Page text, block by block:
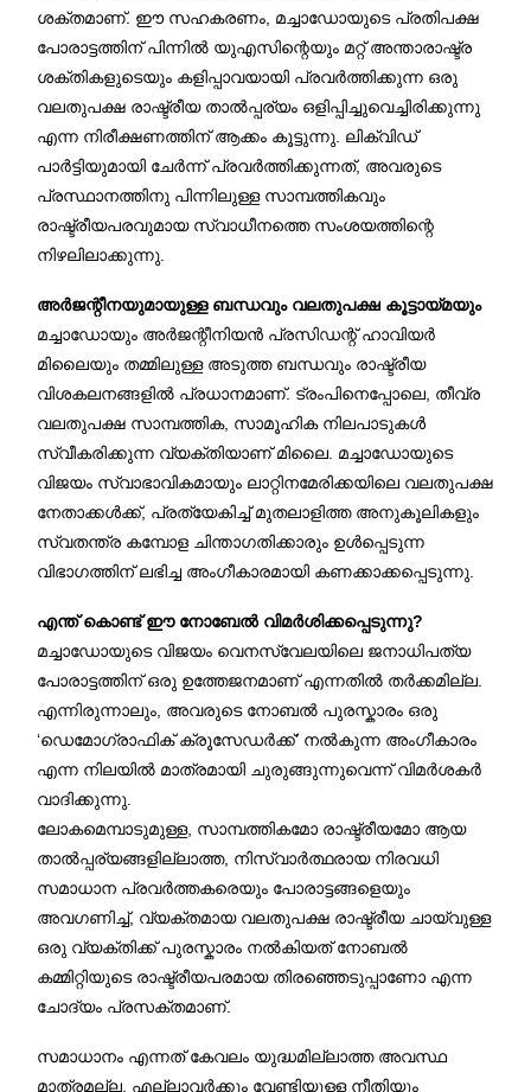
ശക്തമാണ്. ഈ സഹകരണം, മച്ചാഡോയുടെ പ്രതിപക്ഷ
പോരാട്ടത്തിന് പിന്നിൽ യുഎസിന്റെയും മറ്റ് അന്താരാഷ്ട്ര
ശക്തികളുടെയും കളിപ്പാവയായി പ്രവർത്തിക്കുന്ന ഒരു
വലതുപക്ഷ രാഷ്ട്രീയ താൽപ്പര്യം ഒളിപ്പിച്ചുവെച്ചിരിക്കുന്നു
എന്ന നിരീക്ഷണത്തിന് ആക്കം കൂട്ടുന്നു. ലിക്വിഡ്
പാർട്ടിയുമായി ചേർന്ന് പ്രവർത്തിക്കുന്നത്, അവരുടെ
പ്രസ്ഥാനത്തിനു പിന്നിലുള്ള സാമ്പത്തികവും
രാഷ്ട്രീയപരവുമായ സ്വാധീനത്തെ സംശയത്തിന്റെ
നിഴലിലാക്കുന്നു.
അർജന്റീനയുമായുള്ള ബന്ധവും വലതുപക്ഷ കൂട്ടായ്മയും
മച്ചാഡോയും അർജന്റീനിയൻ പ്രസിഡന്റ് ഹാവിയർ
മിലൈയും തമ്മിലുള്ള അടുത്ത ബന്ധവും രാഷ്ട്രീയ
വിശകലനങ്ങളിൽ പ്രധാനമാണ്. ട്രംപിനെപ്പോലെ, തീവ്ര
വലതുപക്ഷ സാമ്പത്തിക, സാമൂഹിക നിലപാടുകൾ
സ്വീകരിക്കുന്ന വ്യക്തിയാണ് മിലൈ. മച്ചാഡോയുടെ
വിജയം സ്വാഭാവികമായും ലാറ്റിനമേരിക്കയിലെ വലതുപക്ഷ
നേതാക്കൾക്ക്, പ്രത്യേകിച്ച് മുതലാളിത്ത അനുകൂലികളും
സ്വതന്ത്ര കമ്പോള ചിന്താഗതിക്കാരും ഉൾപ്പെടുന്ന
വിഭാഗത്തിന് ലഭിച്ച അംഗീകാരമായി കണക്കാക്കപ്പെടുന്നു.
എന്ത് കൊണ്ട് ഈ നോബേൽ വിമർശിക്കപ്പെടുന്നു?
മച്ചാഡോയുടെ വിജയം വെനസ്വേലയിലെ ജനാധിപത്യ
പോരാട്ടത്തിന് ഒരു ഉത്തേജനമാണ് എന്നതിൽ തർക്കമില്ല.
എന്നിരുന്നാലും, അവരുടെ നോബൽ പുരസ്കാരം ഒരു
‘ഡെമോഗ്രാഫിക് ക്രൂസേഡർക്ക്’ നൽകുന്ന അംഗീകാരം
എന്ന നിലയിൽ മാത്രമായി ചുരുങ്ങുന്നുവെന്ന് വിമർശകർ
വാദിക്കുന്നു.
ലോകമെമ്പാടുമുള്ള, സാമ്പത്തികമോ രാഷ്ട്രീയമോ ആയ
താൽപ്പര്യങ്ങളില്ലാത്ത, നിസ്വാർത്ഥരായ നിരവധി
സമാധാന പ്രവർത്തകരെയും പോരാട്ടങ്ങളെയും
അവഗണിച്ച്, വ്യക്തമായ വലതുപക്ഷ രാഷ്ട്രീയ ചായ്‌വുള്ള
ഒരു വ്യക്തിക്ക് പുരസ്കാരം നൽകിയത് നോബൽ
കമ്മിറ്റിയുടെ രാഷ്ട്രീയപരമായ തിരഞ്ഞെടുപ്പാണോ എന്ന
ചോദ്യം പ്രസക്തമാണ്.
സമാധാനം എന്നത് കേവലം യുദ്ധമില്ലാത്ത അവസ്ഥ
മാത്രമല്ല, എല്ലാവർക്കും വേണ്ടിയുള്ള നീതിയും